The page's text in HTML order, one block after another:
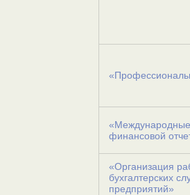
финансовой
«Организация
бухгалтерских
предприятий»